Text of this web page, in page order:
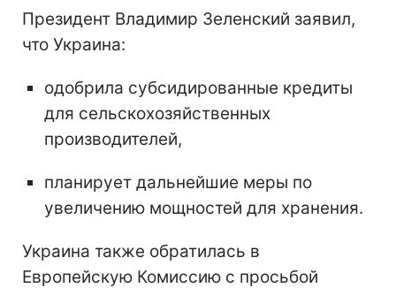
Президент Владимир Зеленский заявил,
что Украина:
одобрила субсидированные кредиты
для сельскохозяйственных
производителей,
планирует дальнейшие меры по
увеличению мощностей для хранения.
Украина также обратилась в
Европейскую Комиссию с просьбой